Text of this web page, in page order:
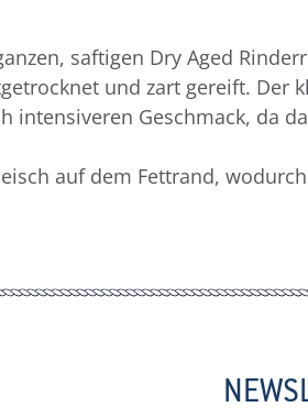
saftigen Dry Aged
und zart gereift. Der
Geschmack, da
auf dem Fettrand,